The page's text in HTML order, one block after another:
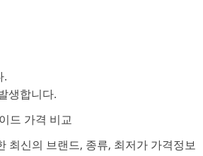
.
생합니다.
드 가격 비교
최신의 브랜드, 종류, 최저가 가격정보